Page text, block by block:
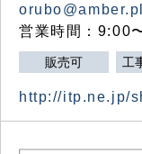
営業時間：9:00
販売可 工
http://itp.ne.jp/